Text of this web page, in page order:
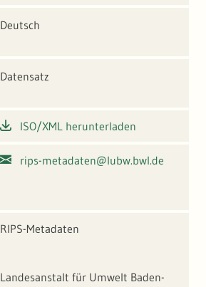
Deutsch
Datensatz
ISO/XML herunterladen
rips-metadaten@lubw.bwl.de
RIPS-Metadaten
Landesanstalt für Umwelt Baden-